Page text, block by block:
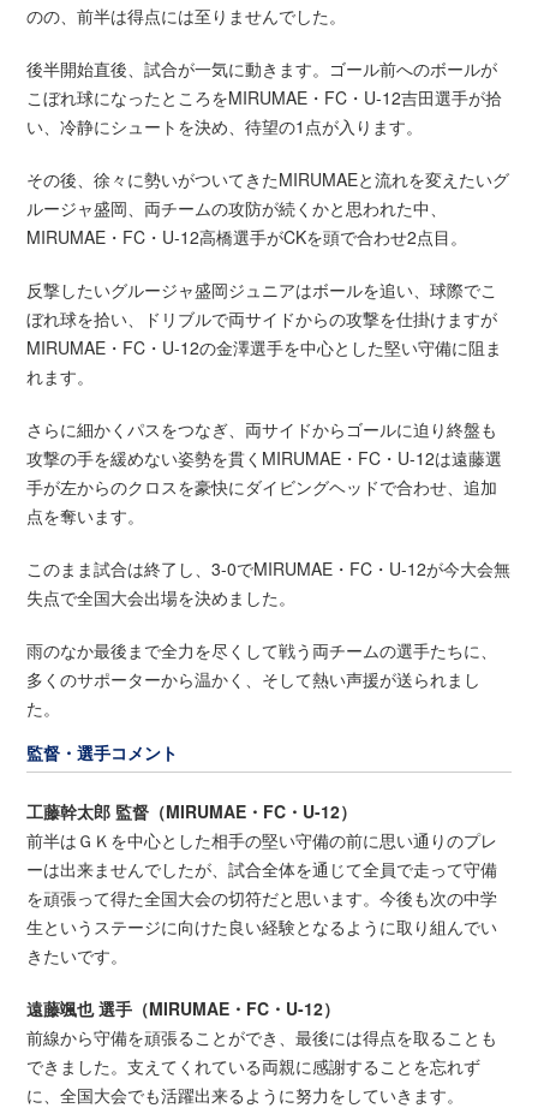
のの、前半は得点には至りませんでした。
後半開始直後、試合が一気に動きます。ゴール前へのボールが
こぼれ球になったところをMIRUMAE・FC・U-12吉田選手が拾
い、冷静にシュートを決め、待望の1点が入ります。
その後、徐々に勢いがついてきたMIRUMAEと流れを変えたいグ
ルージャ盛岡、両チームの攻防が続くかと思われた中、
MIRUMAE・FC・U-12高橋選手がCKを頭で合わせ2点目。
反撃したいグルージャ盛岡ジュニアはボールを追い、球際でこ
ぼれ球を拾い、ドリブルで両サイドからの攻撃を仕掛けますが
MIRUMAE・FC・U-12の金澤選手を中心とした堅い守備に阻ま
れます。
さらに細かくパスをつなぎ、両サイドからゴールに迫り終盤も
攻撃の手を緩めない姿勢を貫くMIRUMAE・FC・U-12は遠藤選
手が左からのクロスを豪快にダイビングヘッドで合わせ、追加
点を奪います。
このまま試合は終了し、3-0でMIRUMAE・FC・U-12が今大会無
失点で全国大会出場を決めました。
雨のなか最後まで全力を尽くして戦う両チームの選手たちに、
多くのサポーターから温かく、そして熱い声援が送られまし
た。
監督・選手コメント
工藤幹太郎 監督（MIRUMAE・FC・U-12）
前半はＧＫを中心とした相手の堅い守備の前に思い通りのプレ
ーは出来ませんでしたが、試合全体を通じて全員で走って守備
を頑張って得た全国大会の切符だと思います。今後も次の中学
生というステージに向けた良い経験となるように取り組んでい
きたいです。
遠藤颯也 選手（MIRUMAE・FC・U-12）
前線から守備を頑張ることができ、最後には得点を取ることも
できました。支えてくれている両親に感謝することを忘れず
に、全国大会でも活躍出来るように努力をしていきます。